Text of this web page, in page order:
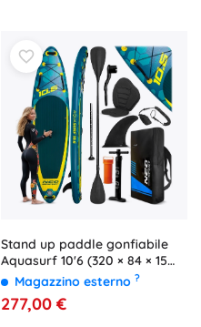
Stand up paddle gonfiabile
Aquasurf 10'6 (320 × 84 × 15
cm) Neo‑Sport
Magazzino esterno ?
277,00 €